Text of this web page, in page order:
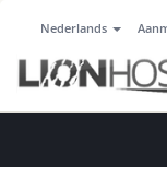
Nederlands